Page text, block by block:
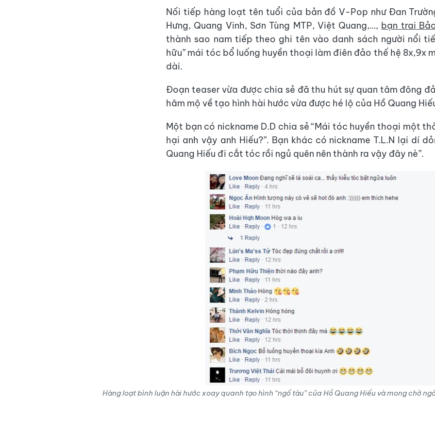
Nối tiếp hàng loạt tên tuổi của bản đồ V-Pop như Đan
Hưng, Quang Vinh, Sơn Tùng MTP, Việt Quang,…, bạn trai
thành sao nam tiếp theo ghi tên vào danh sách người nổi
hữu” mái tóc bổ luống huyền thoại làm điên đảo thế hệ 8x,9x
dài.
Đoạn teaser vừa được chia sẻ đã thu hút sự quan tâm đông
hâm mộ về tạo hình hài hước vừa được hé lộ của Hồ Quang
Một bạn có nickname D.D chia sẻ “Mái tóc huyền thoại một
hại anh vậy anh Hiếu?”. Bạn khác có nickname T.L.N lại dí
Quang Hiếu đi cắt tóc rồi ngủ quên nên thành ra vậy đây nè”.
Hàng loạt bình luận hài hước xoay quanh tạo hình “ngố tàu” của Hồ Quang Hiếu và mong chờ